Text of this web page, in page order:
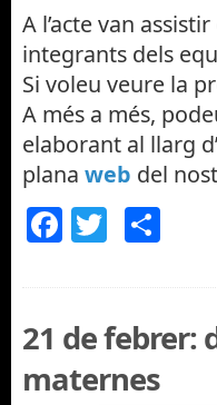
A l’acte van
integrants dels
Si voleu veure la
A més a més,
elaborant al llarg
plana web del
Facebook
Twitter
21 de febrer:
maternes